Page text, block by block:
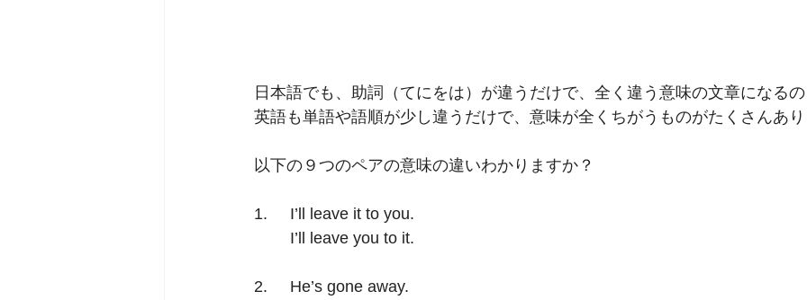
日本語でも、助詞（てにをは）が違うだけで、全く違う意味の文章になるの
英語も単語や語順が少し違うだけで、意味が全くちがうものがたくさんあり
以下の９つのペアの意味の違いわかりますか？
1. 	I’ll leave it to you.
	I’ll leave you to it.
2.  	He’s gone away.